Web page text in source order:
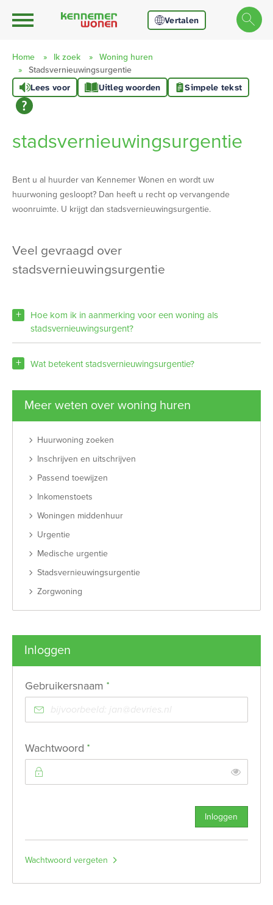
Naar hoofdinhoud
Naar hoofdnavigatiemenu
Naar zoeken
Naar de homepage
Ga naar Hoofd Vertalen
Home Ik zoek
Woning huren
Stadsvernieuwingsurgentie
Lees voor Uitleg woorden Simpele tekst
stadsvernieuwingsurgentie
​​Bent u al huurder van Kennemer Wonen en wordt uw
huurwoning gesloopt? Dan heeft u recht op vervangende
woonruimte. U krijgt dan stadsvernieuwingsurgentie.
veel gevraagd over
stadsvernieuwingsurgentie
Hoe kom ik in aanmerking voor een woning als
stadsvernieuwingsurgent?
Wat betekent stadsvernieuwingsurgentie?
Meer weten over woning huren
Huurwoning zoeken
Inschrijven en uitschrijven
Passend toewijzen
Inkomenstoets
Woningen middenhuur
Urgentie
Medische urgentie
Stadsvernieuwingsurgentie
Zorgwoning
Inloggen
Gebruikersnaam *
Wachtwoord *
Inloggen
Wachtwoord vergeten